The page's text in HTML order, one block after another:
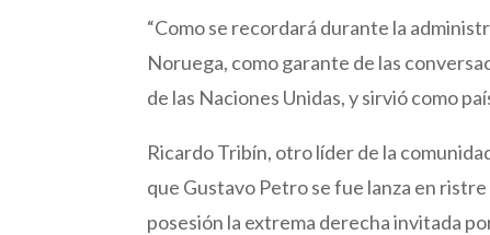
“Como se recordará durante la
Noruega, como garante de las
de las Naciones Unidas, y sirvió como
Ricardo Tribín, otro líder de la
que Gustavo Petro se fue lanza en
posesión la extrema derecha invitada